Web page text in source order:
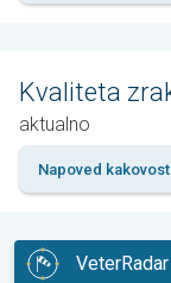
Kvaliteta
aktualno
Napoved
VeterRadar